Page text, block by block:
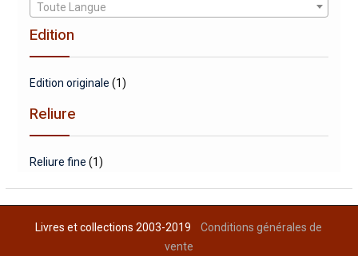
Toute Langue
Edition
Edition originale (1)
Reliure
Reliure fine (1)
Livres et collections 2003-2019Conditions générales de
vente